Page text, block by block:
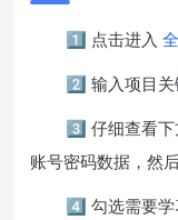
1️⃣ 点击进入
2️⃣ 输入项目
3️⃣ 仔细查看
账号密码数据，然
4️⃣ 勾选需要